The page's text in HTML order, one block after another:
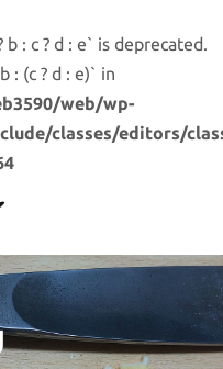
: c ? d : e` is deprecated.
: (c ? d : e)` in
web/wp-
classes/editors/